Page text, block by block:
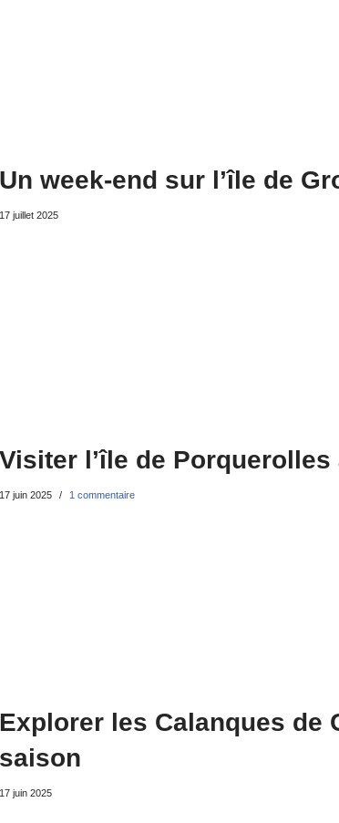
Un week-end sur l’île de
17 juillet 2025
Visiter l’île de Porquerolles
17 juin 2025 1 commentaire
Explorer les Calanques de
saison
17 juin 2025